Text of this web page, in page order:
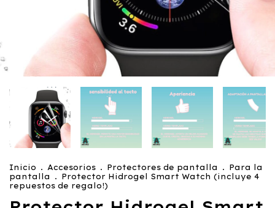
Inicio . Accesorios . Protectores de pantalla . Para la
pantalla
. Protector Hidrogel Smart Watch (incluye 4
repuestos de regalo!)